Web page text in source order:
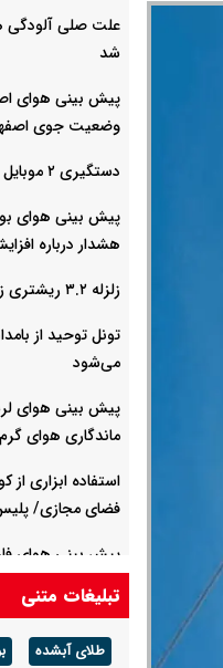
علت صلی آلودگی
شد
وضعیت جوی
دستگیری ۲ موبایل قاپ و گردنبندقاپ در تهران
هشدار درباره
زلزله ۳.۲ ریشتری زاهدشهر فارس را لرزاند
می‌شود
ماندگاری هوای گرم طی ۴۸
استفاده ابزاری
فضای مجازی/
احتمال آبگرفتگی
۹ مصدوم در حادثه سقوط آزاد آسانسور در تهران
تبلیغات متنی
طلای آبشده